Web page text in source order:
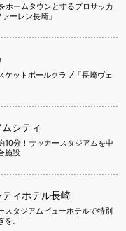
ホームタウンとするプロサッカ
ーレン長崎」
ケットボールクラブ「長崎ヴェ
シティ
10分！サッカースタジアムを中
施設
ィホテル長崎
スタジアムビューホテルで特別
。